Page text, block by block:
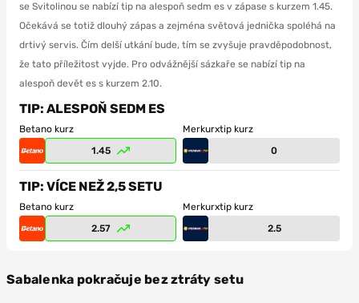
se Svitolinou se nabízí tip na alespoň sedm es v zápase s kurzem 1.45.
Očekává se totiž dlouhý zápas a zejména světová jednička spoléhá na
drtivý servis. Čím delší utkání bude, tím se zvyšuje pravděpodobnost,
že tato příležitost vyjde. Pro odvážnější sázkaře se nabízí tip na
alespoň devět es s kurzem 2.10.
TIP: ALESPOŇ SEDM ES
Betano kurz
1.45
Merkurxtip kurz
0
TIP: VÍCE NEŽ 2,5 SETU
Betano kurz
2.57
Merkurxtip kurz
2.5
Sabalenka pokračuje bez ztráty setu